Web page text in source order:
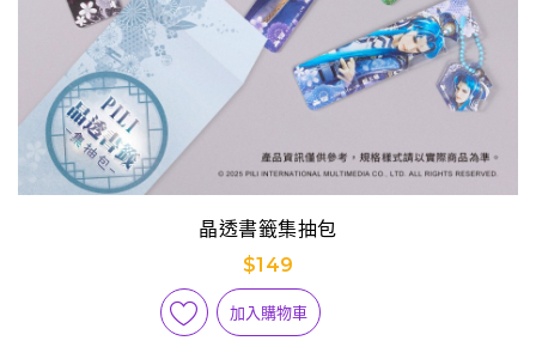
晶透書籤集抽包
$149
加入購物車